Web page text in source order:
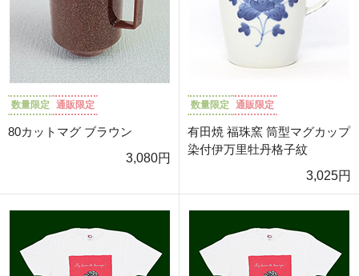
数量限定 通販限定
80カットマグ ブラウン
3,080円
数量限定 通販限定
有田焼 福珠窯 筒型マグカップ
染付伊万里牡丹格子紋
3,025円